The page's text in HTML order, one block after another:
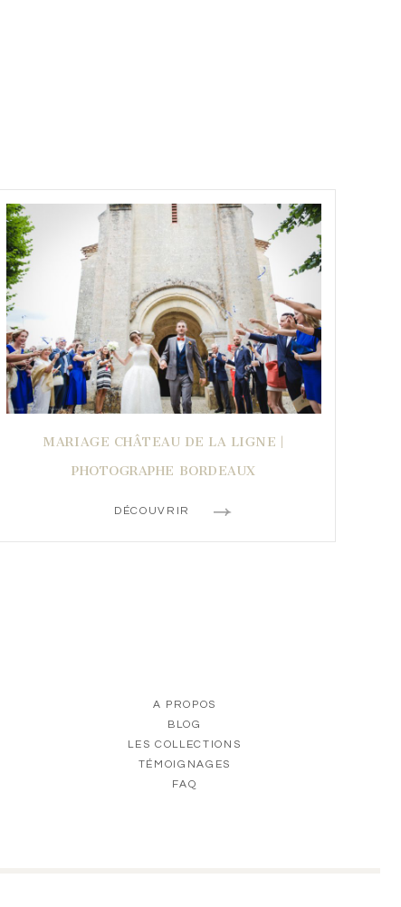
MARIAGE CHÂTEAU DE LA LIGNE |
PHOTOGRAPHE BORDEAUX
DÉCOUVRIR
A PROPOS
BLOG
LES COLLECTIONS
TÉMOIGNAGES
FAQ